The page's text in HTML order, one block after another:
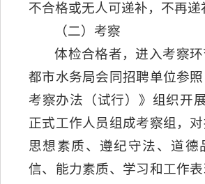
不合格或无人可递补，不再递
（二）考察
体检合格者，进入考察
都市水务局会同招聘单位参
考察办法（试行）》组织开
正式工作人员组成考察组，
思想素质、遵纪守法、道德
信、能力素质、学习和工作